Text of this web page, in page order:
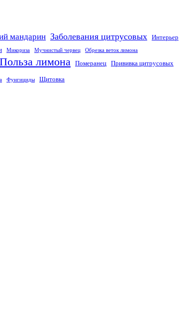
мандарин Заболевания цитрусовых Интерьер
Микориза Мучнистый червец Обрезка веток лимона
Польза лимона Померанец Прививка цитрусовых
Фунгициды Щитовка